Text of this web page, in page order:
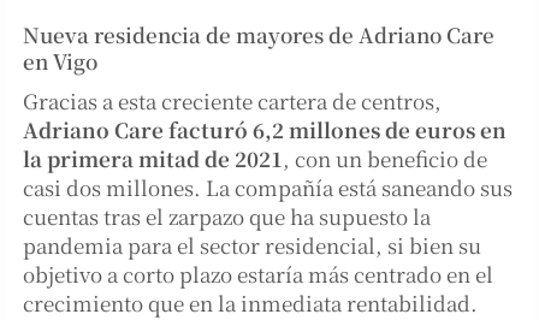
Nueva residencia de mayores de Adriano Care
en Vigo
Gracias a esta creciente cartera de centros,
Adriano Care facturó 6,2 millones de euros en
la primera mitad de 2021, con un beneficio de
casi dos millones. La compañía está saneando sus
cuentas tras el zarpazo que ha supuesto la
pandemia para el sector residencial, si bien su
objetivo a corto plazo estaría más centrado en el
crecimiento que en la inmediata rentabilidad.